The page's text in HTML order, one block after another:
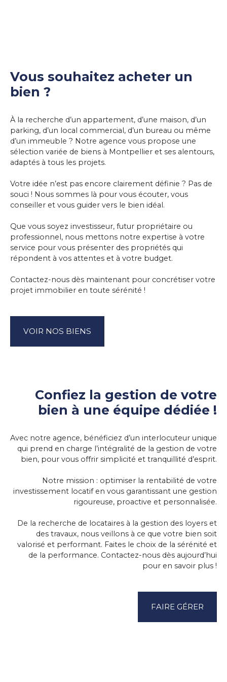
Vous souhaitez acheter un
bien ?
À la recherche d’un appartement, d’une maison, d’un
parking, d’un local commercial, d’un bureau ou même
d’un immeuble ? Notre agence vous propose une
sélection variée de biens à Montpellier et ses alentours,
adaptés à tous les projets.
Votre idée n’est pas encore clairement définie ? Pas de
souci ! Nous sommes là pour vous écouter, vous
conseiller et vous guider vers le bien idéal.
Que vous soyez investisseur, futur propriétaire ou
professionnel, nous mettons notre expertise à votre
service pour vous présenter des propriétés qui
répondent à vos attentes et à votre budget.
Contactez-nous dès maintenant pour concrétiser votre
projet immobilier en toute sérénité !
VOIR NOS BIENS
Confiez la gestion de votre
bien à une équipe dédiée !
Avec notre agence, bénéficiez d’un interlocuteur unique
qui prend en charge l’intégralité de la gestion de votre
bien, pour vous offrir simplicité et tranquillité d’esprit.
Notre mission : optimiser la rentabilité de votre
investissement locatifen vous garantissant une gestion
rigoureuse, proactive et personnalisée.
De la recherche de locataires à la gestion des loyers et
des travaux, nous veillons à ce que votre bien soit
valorisé et performant. Faites le choix de la sérénité et
de la performance. Contactez-nous dès aujourd’hui
pour en savoir plus !
FAIRE GÉRER